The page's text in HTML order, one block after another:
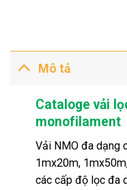
Mô tả
Cataloge vải
monofilament
Vải NMO đa dạng
1mx20m,
các cấp độ lọc đa